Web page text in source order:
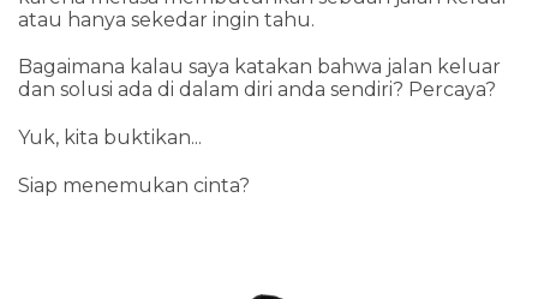
atau hanya sekedar ingin tahu.
Bagaimana kalau saya katakan bahwa jalan keluar
dan solusi ada di dalam diri anda sendiri? Percaya?
Yuk, kita buktikan...
Siap menemukan cinta?